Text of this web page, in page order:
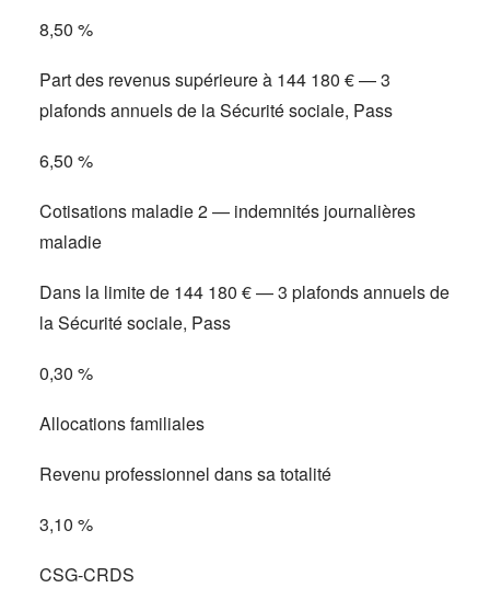
8,50 %
Part des revenus supérieure à 144 180 € — 3
plafonds annuels de la Sécurité sociale, Pass
6,50 %
Cotisations maladie 2 — indemnités journalières
maladie
Dans la limite de 144 180 € — 3 plafonds annuels de
la Sécurité sociale, Pass
0,30 %
Allocations familiales
Revenu professionnel dans sa totalité
3,10 %
CSG-CRDS